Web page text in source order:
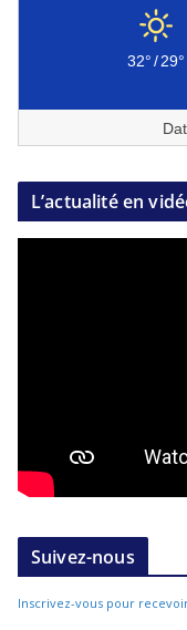
32°/29°
L’actualité en
Suivez-nous
Inscrivez-vous pour